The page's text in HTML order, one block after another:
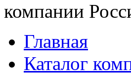
компании
Главная
Каталог